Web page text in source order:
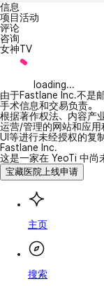
信息
项目活动
评论
咨询
女神TV
loading...
由于Fastlane Inc.不是
手术信息和交易负责。
根据著作权法、内容产
运营/管理的网站和应用
UI等进行未经授权的复
Fastlane Inc.
这是一家在 YeoTi 中尚
宝藏医院上线申请
主页
搜索